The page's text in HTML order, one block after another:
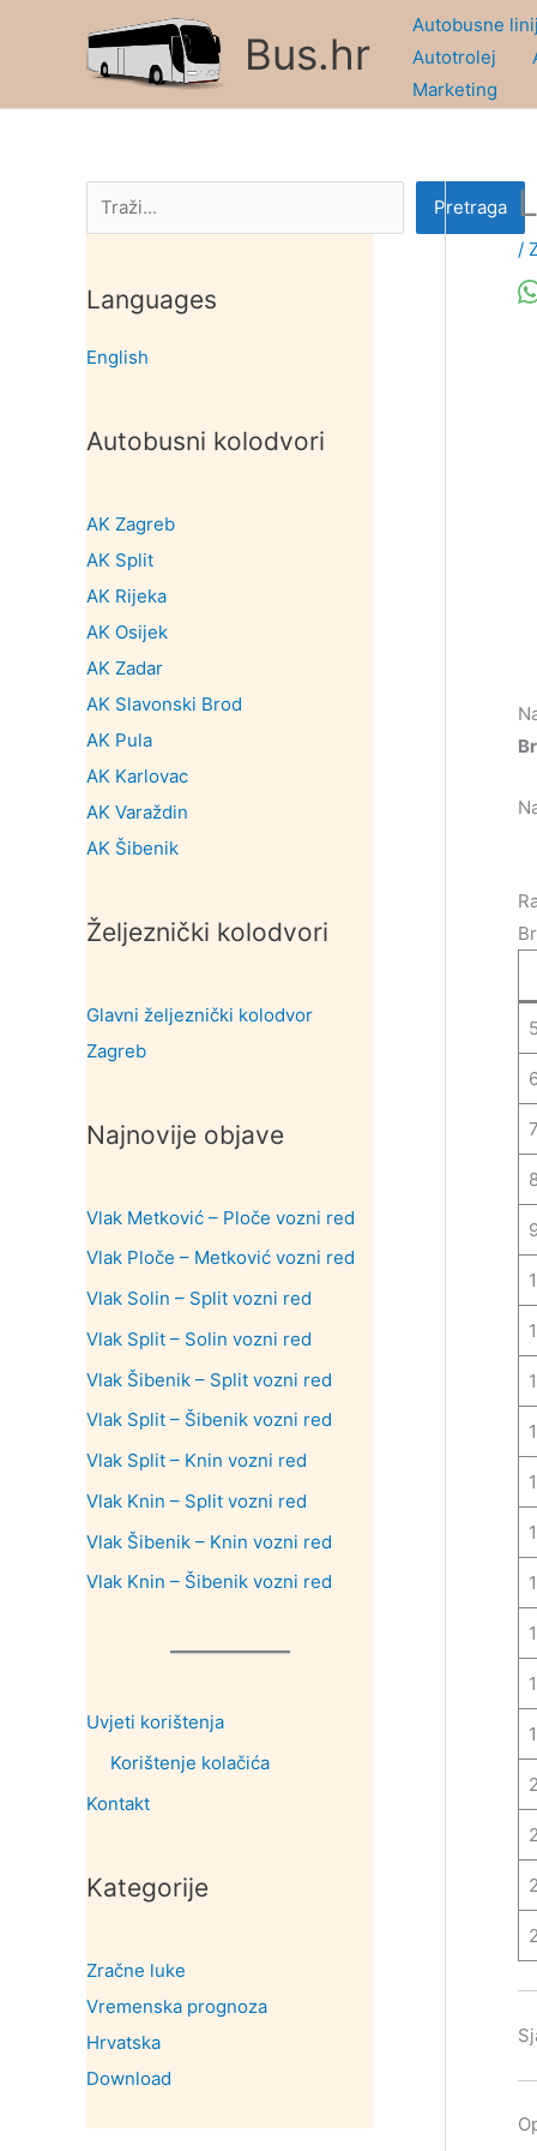
Bus.hr
Autobusne
Autotrolej
Marketing
Pretraga Pretraga
Languages
English
Autobusni kolodvori
AK Zagreb
AK Split
AK Rijeka
AK Osijek
AK Zadar
AK Slavonski Brod
AK Pula
AK Karlovac
AK Varaždin
AK Šibenik
Željeznički kolodvori
Glavni željeznički kolodvor
Zagreb
Najnovije objave
Vlak Metković – Ploče vozni red
Vlak Ploče – Metković vozni red
Vlak Solin – Split vozni red
Vlak Split – Solin vozni red
Vlak Šibenik – Split vozni red
Vlak Split – Šibenik vozni red
Vlak Split – Knin vozni red
Vlak Knin – Split vozni red
Vlak Šibenik – Knin vozni red
Vlak Knin – Šibenik vozni red
Uvjeti korištenja
Korištenje kolačića
Kontakt
Kategorije
Zračne luke
Vremenska prognoza
Hrvatska
Download
/